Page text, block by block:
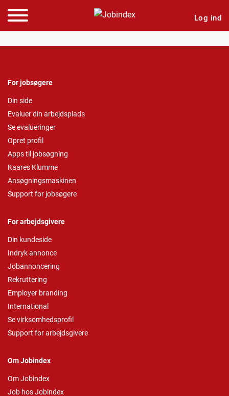
Log ind
For jobsøgere
Din side
Evaluer din arbejdsplads
Se evalueringer
Opret profil
Apps til jobsøgning
Kaares Klumme
Ansøgningsmaskinen
Support for jobsøgere
For arbejdsgivere
Din kundeside
Indryk annonce
Jobannoncering
Rekruttering
Employer branding
International
Se virksomhedsprofil
Support for arbejdsgivere
Om Jobindex
Om Jobindex
Job hos Jobindex